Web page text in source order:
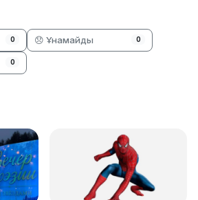
0 😞 Ұнамайды 0
0